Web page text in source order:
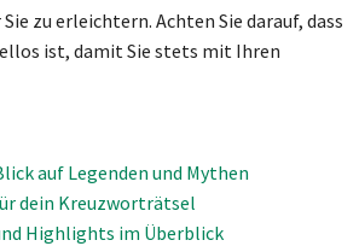
zu erleichtern. Achten Sie darauf, dass
ist, damit Sie stets mit Ihren
auf Legenden und Mythen
dein Kreuzworträtsel
Highlights im Überblick